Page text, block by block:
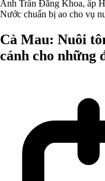
Anh Trần Đăng Khoa, ấp
Nước chuẩn bị ao cho vụ
Cà Mau: Nuôi
cánh cho những